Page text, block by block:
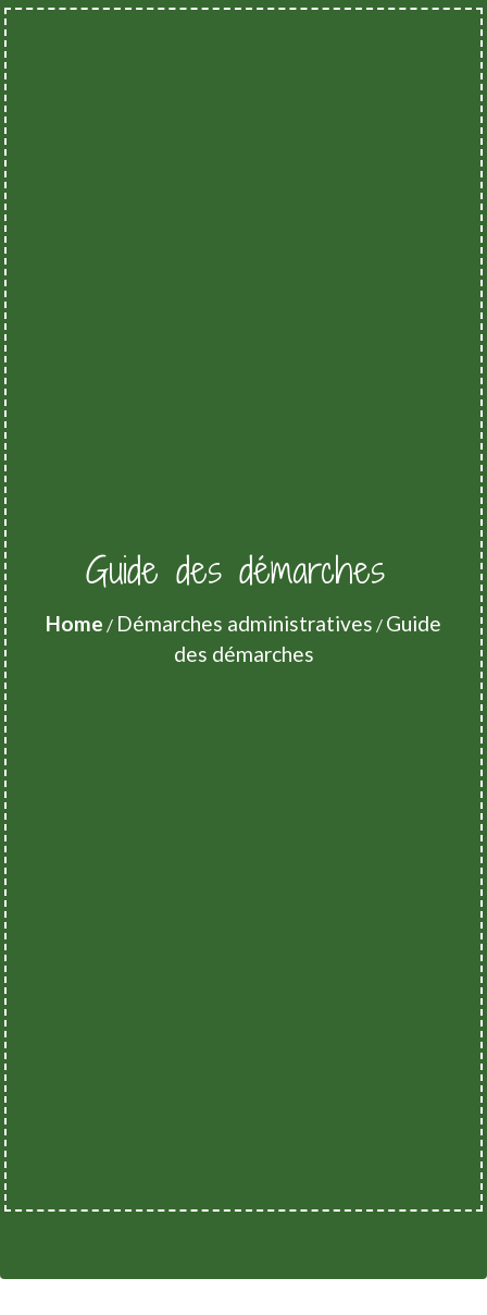
Guide des démarches
Home / Démarches administratives / Guide
des démarches